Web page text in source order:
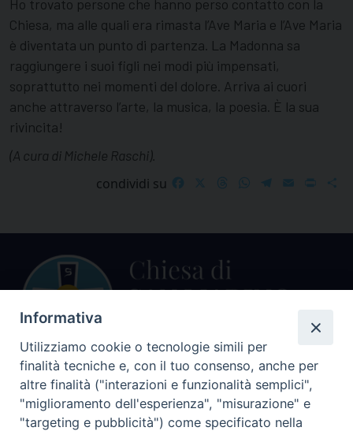
Ho trovato persone che hanno perso contatto con la
Chiesa, ma alle quali era rimasta l’Ave Maria e l’Ave Maria
è diventata un punto di partenza. La Madonna sa
raggiungere i suoi figli nei modi più impensati,
soprattutto nei momenti del dolore. Arriva ai cuori
anche attraverso l’arte, la musica, la poesia. È la sua
rivincita!
(A cura di Michele Raschi).
condividi su
FacebookThreadsWhatsApp
Telegram
EmailPrint
Centralino Curia Vescovile
0541 913711
Informativa
Utilizziamo cookie o tecnologie simili per
finalità tecniche e, con il tuo consenso, anche per
altre finalità ("interazioni e funzionalità semplici",
"miglioramento dell'esperienza", "misurazione" e
"targeting e pubblicità") come specificato nella